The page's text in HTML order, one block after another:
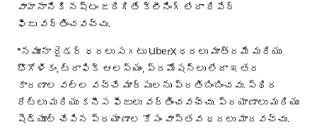
వాహనానికి నష్టం జరిగితే క్లీనింగ్ లేదా రిపేర్
ఫీజు వర్తించవచ్చు.
*నమూనా రైడర్ ధరలు సగటు UberX ధరలు మాత్రమే మరియు
భౌగోళికం, ట్రాఫిక్ ఆలస్యం, ప్రమోషన్లు లేదా ఇతర
కారణాల వల్ల వచ్చే మార్పులను ప్రతిబింబించవు. స్థిర
రేట్లు మరియు కనీస ఫీజులు వర్తించవచ్చు. ప్రయాణాలు మరియు
షెడ్యూల్ చేసిన ప్రయాణాల కోసం వాస్తవ ధరలు మారవచ్చు.